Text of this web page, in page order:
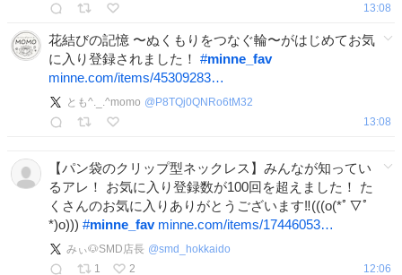
13:08
花結びの記憶 〜ぬくもりをつなぐ輪〜がはじめてお気
に入り登録されました！ #minne_fav
minne.com/items/45309283…
とも^._.^momo @ P8TQj0QNRo6tM32
13:08
【パン袋のクリップ型ネックレス】みんなが知ってい
るアレ！ お気に入り登録数が100回を超えました！ た
くさんのお気に入りありがとうございます‼️(((o(*ﾟ▽ﾟ
*)o))) #minne_fav minne.com/items/17446053…
みぃ🐶SMD店長 @smd_hokkaido
1
2 12:06